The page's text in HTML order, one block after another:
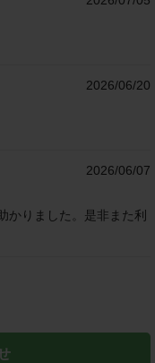
2026/06/20
2026/06/07
かりました。是非また利